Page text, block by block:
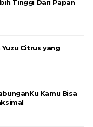
Tinggi Dari Papan
Yuzu Citrus yang
Kamu Bisa